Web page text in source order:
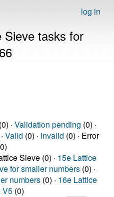
log in
Sieve tasks for
· Validation pending (0) ·
Valid (0) · Invalid (0) · Error
Sieve (0) · 15e Lattice
for smaller numbers (0) ·
numbers (0) · 16e Lattice
V5 (0)